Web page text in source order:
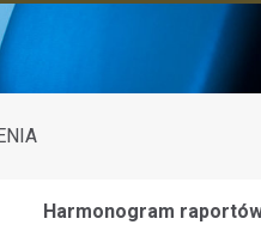
Harmonogram